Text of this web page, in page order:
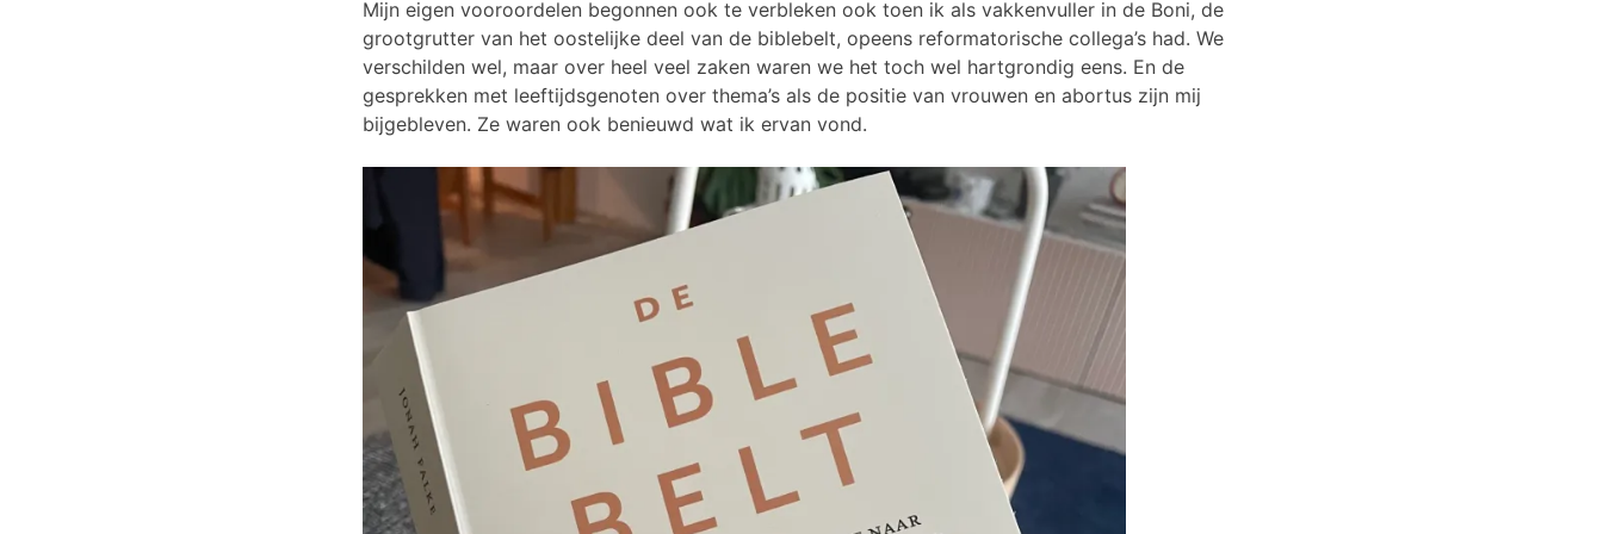
Mijn eigen vooroordelen begonnen ook te verbleken ook toen ik als vakkenvuller in de Boni, de
grootgrutter van het oostelijke deel van de biblebelt, opeens reformatorische collega’s had. We
verschilden wel, maar over heel veel zaken waren we het toch wel hartgrondig eens. En de
gesprekken met leeftijdsgenoten over thema’s als de positie van vrouwen en abortus zijn mij
bijgebleven. Ze waren ook benieuwd wat ik ervan vond.